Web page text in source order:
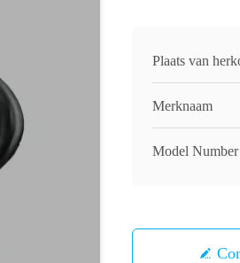
Plaats van
Merknaam
Model Number